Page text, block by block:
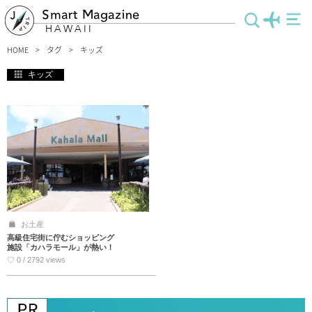
Smart Magazine
HAWAII
HOME タグ キッズ
キッズ
お土産
高級住宅街に佇むショッピング
施設「カハラモール」が熱い！
♡ 0 / 2792 views